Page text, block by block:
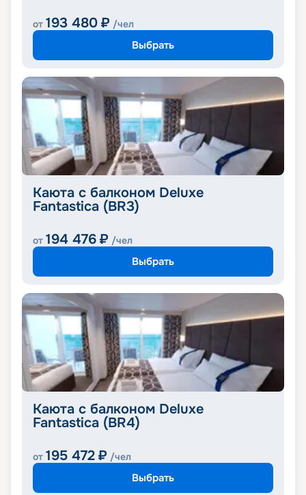
от 193 480 ₽ /чел
Выбрать
Каюта с балконом Deluxe
Fantastica (BR3)
от 194 476 ₽ /чел
Выбрать
Каюта с балконом Deluxe
Fantastica (BR4)
от 195 472 ₽ /чел
Выбрать